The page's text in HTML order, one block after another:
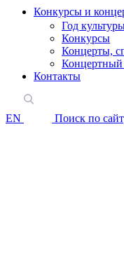
Конкурсы и
Год
Конкурсы
Концерты,
Концертный
Контакты
EN Поиск по